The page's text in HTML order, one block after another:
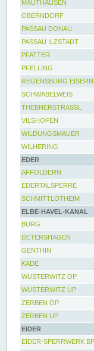
MAUTHAUSEN
OBERNDORF
PASSAU DONAU
PASSAU ILZSTADT
PFATTER
PFELLING
REGENSBURG
SCHWABELWEIS
THEBNERSTRASSL
VILSHOFEN
WILDUNGSMAUER
WILHERING
EDER
AFFOLDERN
EDERTALSPERRE
SCHMITTLOTHEIM
ELBE-HAVEL-KANAL
BURG
DETERSHAGEN
GENTHIN
KADE
WUSTERWITZ OP
WUSTERWITZ UP
ZERBEN OP
ZERBEN UP
EIDER
EIDER-SPERRWERK BP